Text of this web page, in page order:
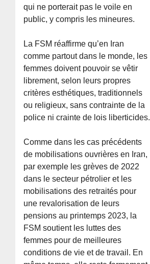
qui ne porterait pas le voile en
public, y compris les mineures.
La FSM réaffirme qu’en Iran
comme partout dans le monde, les
femmes doivent pouvoir se vêtir
librement, selon leurs propres
critères esthétiques, traditionnels
ou religieux, sans contrainte de la
police ni crainte de lois liberticides.
Comme dans les cas précédents
de mobilisations ouvrières en Iran,
par exemple les grèves de 2022
dans le secteur pétrolier et les
mobilisations des retraités pour
une revalorisation de leurs
pensions au printemps 2023, la
FSM soutient les luttes des
femmes pour de meilleures
conditions de vie et de travail. En